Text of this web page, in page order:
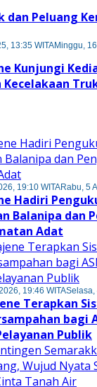
dan Peluang
13:35 WITAMinggu,
Kunjungi
Kecelakaan
19:10 WITARabu, 5
Hadiri
Balanipa dan
Adat
19:46 WITASelasa,
Terapkan
bagi
Publik